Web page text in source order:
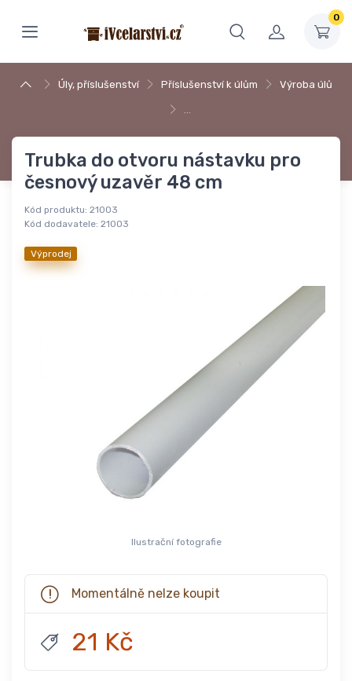
0
Úly, příslušenství Příslušenství k úlům Výroba úlů
…
Trubka do otvoru nástavku pro
česnový uzavěr 48 cm
Kód produktu: 21003
Kód dodavatele: 21003
Výprodej
Ilustrační fotografie
Momentálně nelze koupit
21 Kč